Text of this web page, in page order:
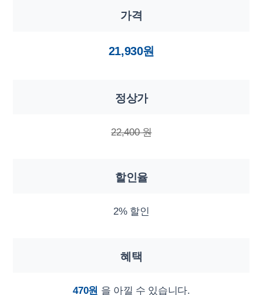
가격
21,930원
정상가
22,400 원
할인율
2% 할인
혜택
470원 을 아낄 수 있습니다.